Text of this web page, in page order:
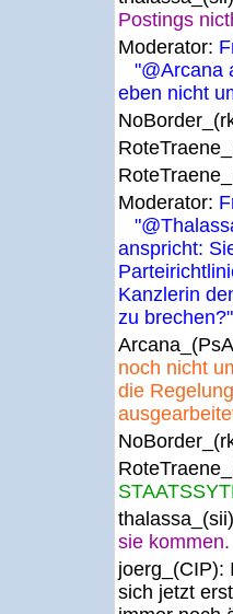
Postings
Moderator:
"@Arcana
eben nicht
Moderator:
anspricht:
Kanzlerin
zu brechen?"
noch nicht
die
sie kommen.
joerg_(CIP):
sich jetzt